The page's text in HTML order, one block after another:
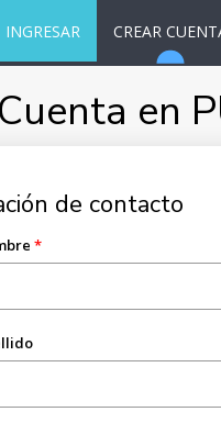
INGRESAR CREAR
en
de contacto